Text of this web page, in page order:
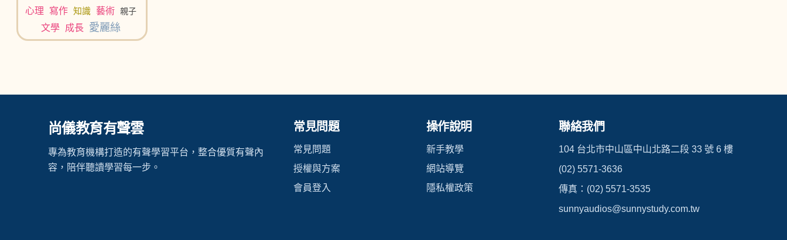
心理
寫作 知識 藝術 親子
文學 成長 愛麗絲
尚儀教育有聲雲
專為教育機構打造的有聲學習平台，整合優質有聲內
容，陪伴聽讀學習每一步。
常見問題
常見問題
授權與方案
會員登入
操作說明
新手教學
網站導覽
隱私權政策
聯絡我們
104 台北市中山區中山北路二段 33 號 6 樓
(02) 5571-3636
傳真：(02) 5571-3535
sunnyaudios@sunnystudy.com.tw